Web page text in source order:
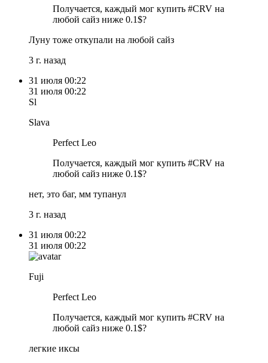
Получается, каждый мог купить #CRV на
любой сайз ниже 0.1$?
Луну тоже откупали на любой сайз
3 г. назад
31 июля 00:22
31 июля 00:22
Sl
Slava
Perfect Leo
Получается, каждый мог купить #CRV на
любой сайз ниже 0.1$?
нет, это баг, мм тупанул
3 г. назад
31 июля 00:22
31 июля 00:22
Fuji
Perfect Leo
Получается, каждый мог купить #CRV на
любой сайз ниже 0.1$?
легкие иксы